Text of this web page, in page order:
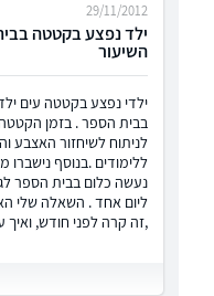
ילד נפצע בקטטה
השיעור
29/11/2012
ילדי נפצע בקטטה עים
בבית הספר . בזמן הקטטה
לניתוח לשיחזור האצבע
ללימודים .בנוסף
נעשה כלום בבית הספר
ליום אחד . השאלה שלי
,זה קרה לפני חודש, ואיך